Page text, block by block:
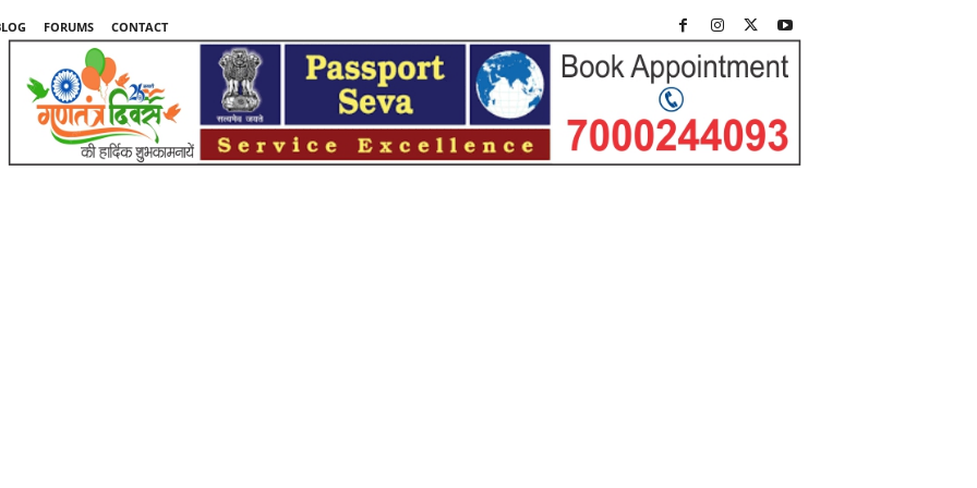
FORUMS
CONTACT